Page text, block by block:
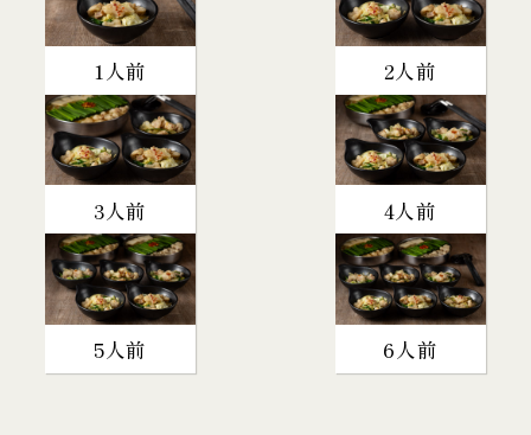
1人前 2人前
3人前 4人前
5人前 6人前